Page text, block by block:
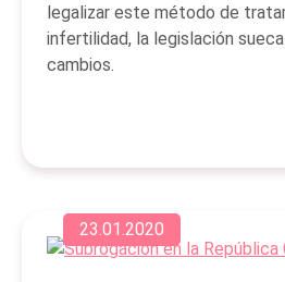
legalizar este método de
infertilidad, la legislación
cambios.
23.01.2020